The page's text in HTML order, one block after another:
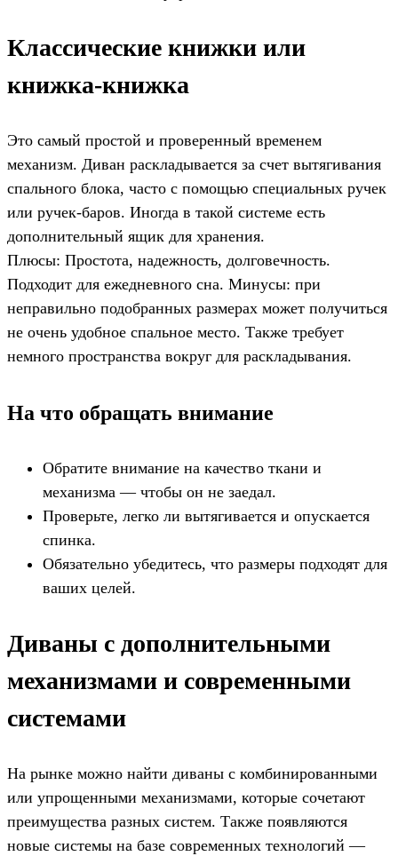
Классические книжки или
книжка-книжка
Это самый простой и проверенный временем
механизм. Диван раскладывается за счет вытягивания
спального блока, часто с помощью специальных ручек
или ручек-баров. Иногда в такой системе есть
дополнительный ящик для хранения.
Плюсы: Простота, надежность, долговечность.
Подходит для ежедневного сна. Минусы: при
неправильно подобранных размерах может получиться
не очень удобное спальное место. Также требует
немного пространства вокруг для раскладывания.
На что обращать внимание
Обратите внимание на качество ткани и
механизма — чтобы он не заедал.
Проверьте, легко ли вытягивается и опускается
спинка.
Обязательно убедитесь, что размеры подходят для
ваших целей.
Диваны с дополнительными
механизмами и современными
системами
На рынке можно найти диваны с комбинированными
или упрощенными механизмами, которые сочетают
преимущества разных систем. Также появляются
новые системы на базе современных технологий —